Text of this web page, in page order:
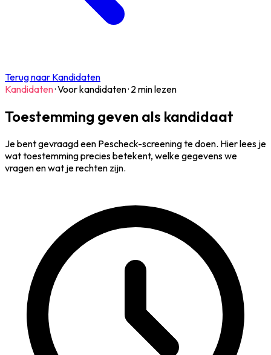
Terug naar Kandidaten
Kandidaten·Voor kandidaten· 2 min lezen
Toestemming geven als kandidaat
Je bent gevraagd een Pescheck-screening te doen. Hier lees je
wat toestemming precies betekent, welke gegevens we
vragen en wat je rechten zijn.